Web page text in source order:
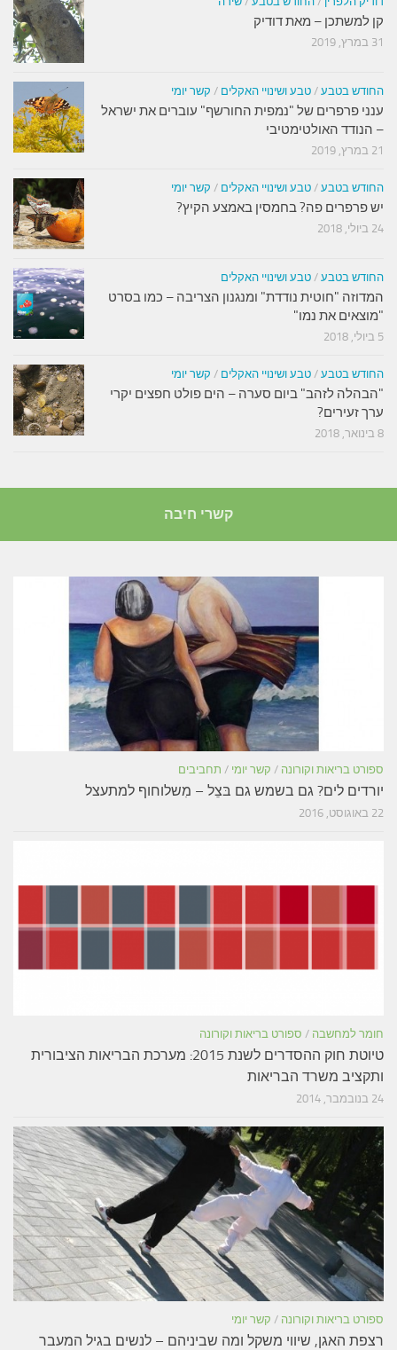
קן למשתכן – מאת דודיק
31 במרץ, 2019
החודש בטבע / טבע ושינויי האקלים / קשר יומי
ענני פרפרים של "נמפית החורשף" עוברים את ישראל
– הנודד האולטימטיבי
21 במרץ, 2019
החודש בטבע / טבע ושינויי האקלים / קשר יומי
יש פרפרים פה? בחמסין באמצע הקיץ?
24 ביולי, 2018
החודש בטבע / טבע ושינויי האקלים
המדוזה "חוטית נודדת" ומנגנון הצריבה – כמו בסרט
"מוצאים את נמו"
5 ביולי, 2018
החודש בטבע / טבע ושינויי האקלים / קשר יומי
"הבהלה לזהב" ביום סערה – הים פולט חפצים יקרי
ערך זעירים?
8 בינואר, 2018
קשרי חיבה
ספורט בריאות וקורונה / קשר יומי / תחביבים
יורדים לים? גם בשמש גם בּצֵל – מִשלוחוף למתעצל
22 באוגוסט, 2016
חומר למחשבה / ספורט בריאות וקורונה
טיוטת חוק ההסדרים לשנת 2015: מערכת הבריאות הציבורית
ותקציב משרד הבריאות
24 בנובמבר, 2014
ספורט בריאות וקורונה / קשר יומי
רצפת האגן, שיווי משקל ומה שביניהם – לנשים בגיל המעבר